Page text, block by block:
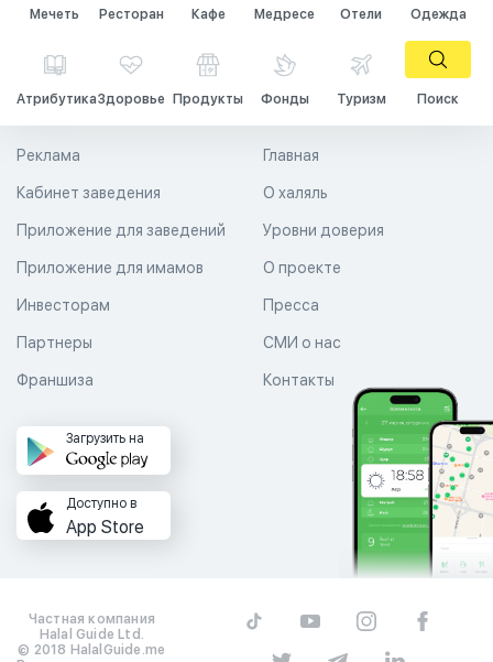
Мечеть Ресторан Кафе Медресе Отели Одежда
АтрибутикаЗдоровье Продукты Фонды Туризм Поиск
Главная
О халяль
Уровни доверия
Реклама
Кабинет заведения
Приложение для заведений
Приложение для имамов О проекте
Пресса
СМИ о нас
Контакты
Инвесторам
Партнеры
Франшиза
Загрузить на
Доступно в
App Store
Частная компания
Halal Guide Ltd.
© 2018 HalalGuide.me